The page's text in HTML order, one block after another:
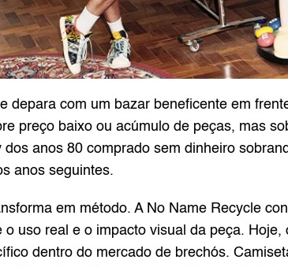
depara com um bazar beneficente em
preço baixo ou acúmulo de peças, mas
anos 80 comprado sem dinheiro
anos seguintes.
em método. A No Name Recycle
uso real e o impacto visual da peça.
dentro do mercado de brechós.